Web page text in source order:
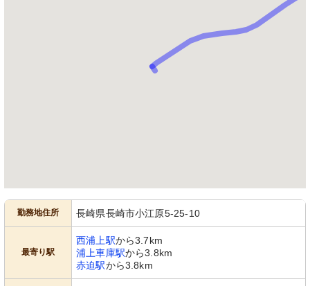
勤務地住所 長崎県長崎市小江原5-25-10
最寄り駅
西浦上駅から3.7km
浦上車庫駅から3.8km
赤迫駅から3.8km